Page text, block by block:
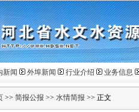
新闻 外埠新闻 行业介绍 业务信息
>> 简报公报 >> 水情简报 >> 正文